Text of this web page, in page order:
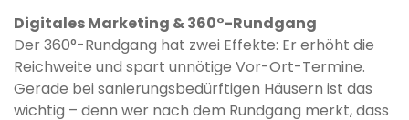
Digitales Marketing & 360°-Rundgang
Der 360°-Rundgang hat zwei Effekte: Er erhöht die
Reichweite und spart unnötige Vor-Ort-Termine.
Gerade bei sanierungsbedürftigen Häusern ist das
wichtig – denn wer nach dem Rundgang merkt, dass